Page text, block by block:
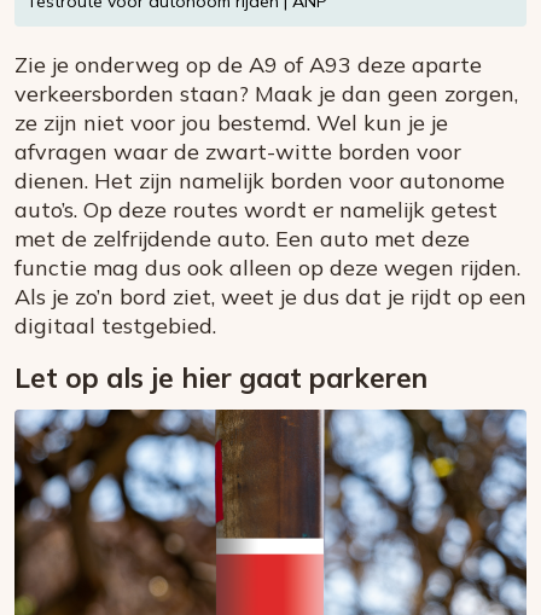
Zie je onderweg op de A9 of A93 deze aparte
verkeersborden staan? Maak je dan geen zorgen,
ze zijn niet voor jou bestemd. Wel kun je je
afvragen waar de zwart-witte borden voor
dienen. Het zijn namelijk borden voor autonome
auto’s. Op deze routes wordt er namelijk getest
met de zelfrijdende auto. Een auto met deze
functie mag dus ook alleen op deze wegen rijden.
Als je zo’n bord ziet, weet je dus dat je rijdt op een
digitaal testgebied.
Let op als je hier gaat parkeren